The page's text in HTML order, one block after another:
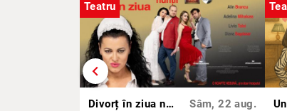
chevron_left
Teatru
Divorț în ziua nunții Sâm, 22 aug.